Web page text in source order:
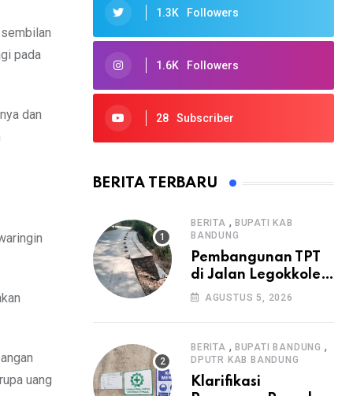
pada
dan
uang
1.3K Followers
1.6K Followers
28 Subscriber
BERITA TERBARU
BERITA , BUPATI KAB
BANDUNG
Pembangunan TPT
di Jalan Legokkole
Rawabogo Disorot
Tanpa Papan
Informasi Proyek
AGUSTUS 5, 2026
BERITA , BUPATI BANDUNG ,
DPUTR KAB BANDUNG
Klarifikasi